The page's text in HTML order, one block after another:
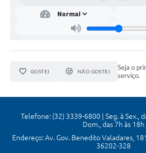
GOSTEI NÃO GOSTEI
Seja o
serviço.
Telefone: (32) 3339-6800 | Seg. à Sex.,
Dom., das 7h às 18h
Endereço: Av. Gov. Benedito Valadares,
36202-328